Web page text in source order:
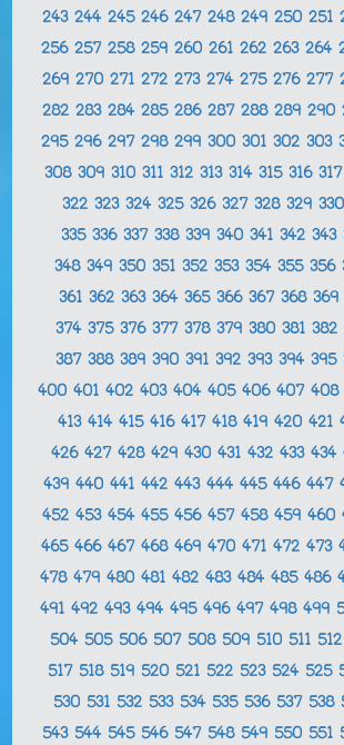
243 244 245 246 247 248 249 250 251
256 257 258 259 260 261 262 263 264
269 270 271 272 273 274 275 276 277
282 283 284 285 286 287 288 289 290
295 296 297 298 299 300 301 302 303
308 309 310 311 312 313 314 315 316 317
322 323 324 325 326 327 328 329 330
335 336 337 338 339 340 341 342 343
348 349 350 351 352 353 354 355 356
361 362 363 364 365 366 367 368 369
374 375 376 377 378 379 380 381 382
387 388 389 390 391 392 393 394 395
400 401 402 403 404 405 406 407 408
413 414 415 416 417 418 419 420 421
426 427 428 429 430 431 432 433 434
439 440 441 442 443 444 445 446 447
452 453 454 455 456 457 458 459 460
465 466 467 468 469 470 471 472 473
478 479 480 481 482 483 484 485 486
491 492 493 494 495 496 497 498 499
504 505 506 507 508 509 510 511 512
517 518 519 520 521 522 523 524 525
530 531 532 533 534 535 536 537 538
543 544 545 546 547 548 549 550 551